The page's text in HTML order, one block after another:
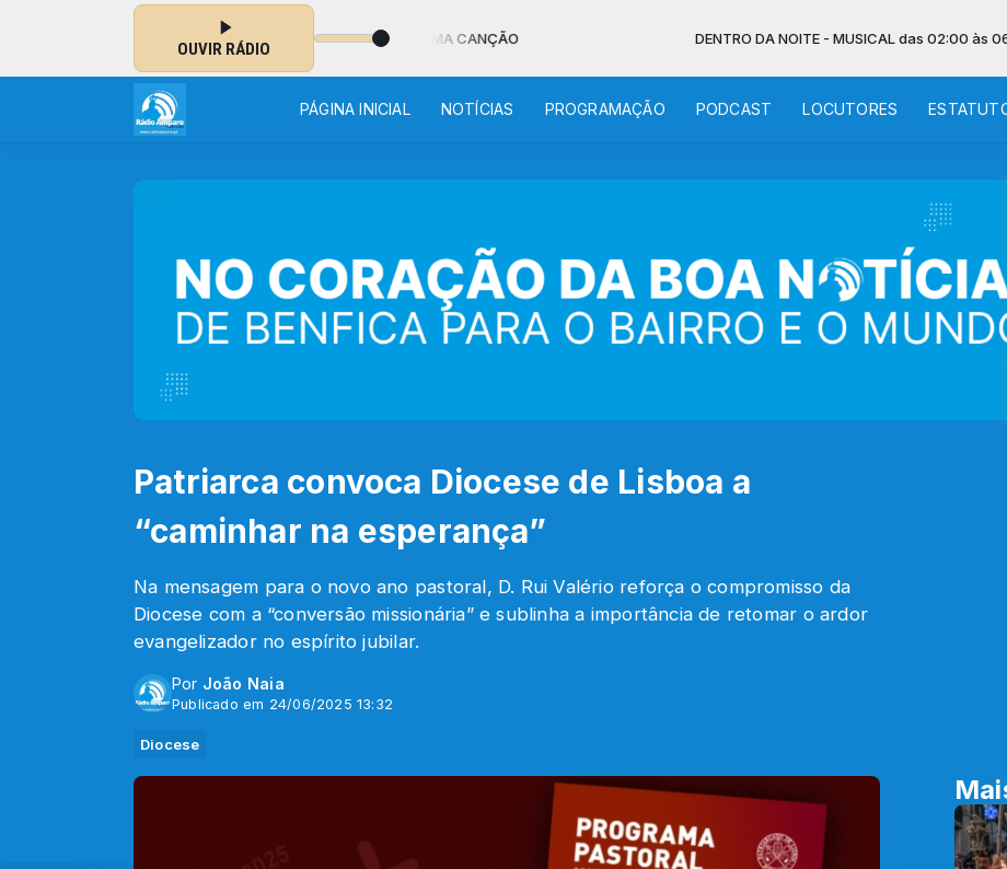
OUVIR RÁDIO
- MUSICAL das 02:00 às 06:30 - NO AR: NAUS - UMA CANÇÃO DENTRO DA NOITE - MUSICAL das 02:00 às 06:30 - NO
PÁGINA INICIAL NOTÍCIAS PROGRAMAÇÃO PODCAST LOCUTORES
Patriarca convoca Diocese de Lisboa a
“caminhar na esperança”
Na mensagem para o novo ano pastoral, D. Rui Valério reforça o compromisso da
Diocese com a “conversão missionária” e sublinha a importância de retomar o ardor
evangelizador no espírito jubilar.
Por João Naia
Publicado em 24/06/2025 13:32
Diocese